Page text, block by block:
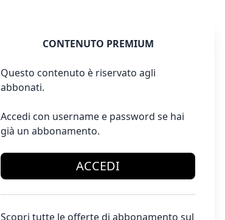
CONTENUTO PREMIUM
Questo contenuto è riservato agli
abbonati.
Accedi con username e password se hai
già un abbonamento.
ACCEDI
Scopri tutte le offerte di abbonamento sul